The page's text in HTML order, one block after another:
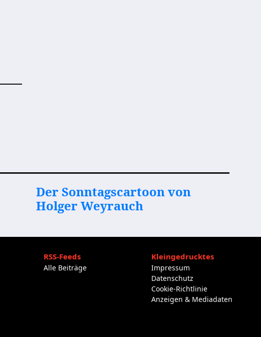
Der Sonntagscartoon von
Holger Weyrauch
RSS-Feeds
Alle Beiträge
Kleingedrucktes
Impressum
Datenschutz
Cookie-Richtlinie
Anzeigen & Mediadaten